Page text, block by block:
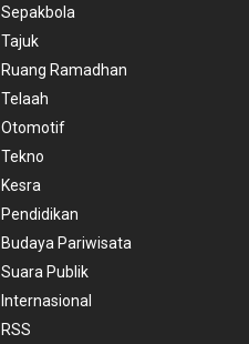
Sepakbola
Tajuk
Ruang Ramadhan
Telaah
Otomotif
Tekno
Kesra
Pendidikan
Budaya Pariwisata
Suara Publik
Internasional
RSS